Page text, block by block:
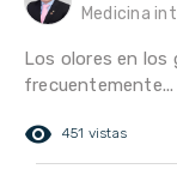
Medicina
Los olores en los
frecuentemente...
remove_red_eye 451 vistas